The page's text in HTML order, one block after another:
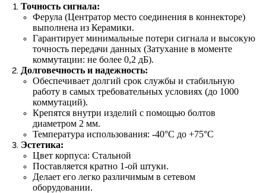
Точность сигнала:
Ферула (Центратор место соединения в коннекторе)
выполнена из Керамики.
Гарантирует минимальные потери сигнала и высокую
точность передачи данных (Затухание в моменте
коммутации: не более 0,2 дБ).
Долговечность и надежность:
Обеспечивает долгий срок службы и стабильную
работу в самых требовательных условиях (до 1000
коммутаций).
Крепятся внутри изделий с помощью болтов
диаметром 2 мм.
Температура использования: -40°С до +75°C
Эстетика:
Цвет корпуса: Стальной
Поставляется кратно 1-ой штуки.
Делает его легко различимым в сетевом
оборудовании.